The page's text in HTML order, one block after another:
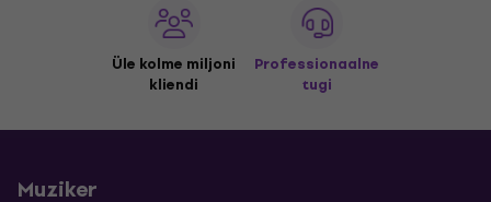
Üle kolme miljoni
kliendi
Professionaalne
tugi
Muziker